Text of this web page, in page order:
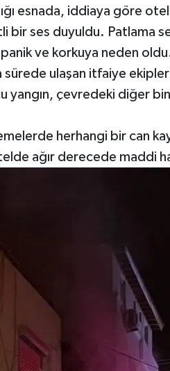
esnada, iddiaya göre
bir ses duyuldu. Patlama
panik ve korkuya neden
sürede ulaşan itfaiye
yangın, çevredeki diğer
herhangi bir can
ağır derecede maddi